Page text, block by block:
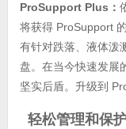
ProSupport Plus：
将获得 ProSupport
有针对跌落、液体泼
盘。在当今快速发展
坚实后盾。升级到
轻松管理和保